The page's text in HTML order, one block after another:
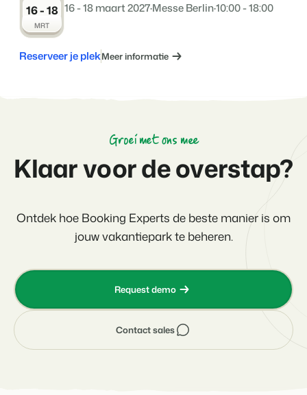
16 - 18
MRT
16 - 18 maart 2027·Messe Berlin·10:00 - 18:00
Reserveer je plekMeer informatie
Groei met ons mee
Klaar voor de overstap?
Ontdek hoe Booking Experts de beste manier is om
jouw vakantiepark te beheren.
Contact sales
Request demo